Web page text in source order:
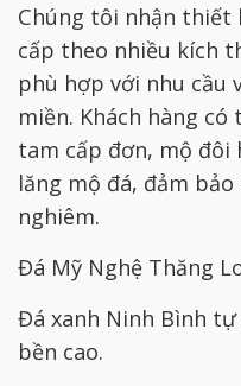
Chúng tôi nhận thiết
cấp theo nhiều kích
phù hợp với nhu cầu
miền. Khách hàng
tam cấp đơn, mộ
lăng mộ đá, đảm
nghiêm.
Đá Mỹ Nghệ Thăng
Đá xanh Ninh Bình
bền cao.